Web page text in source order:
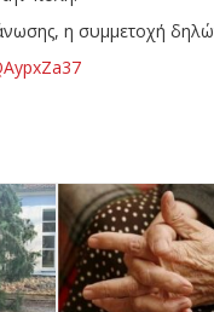
η συμμετοχή